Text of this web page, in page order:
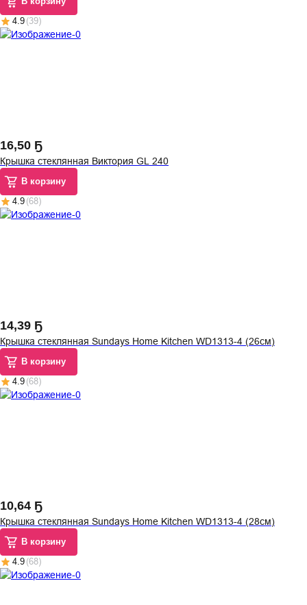
4.9 (39)
16,50 Ҕ
Крышка стеклянная Виктория GL 240
В корзину
4.9 (68)
14,39 Ҕ
Крышка стеклянная Sundays Home Kitchen WD1313-4 (26см)
В корзину
4.9 (68)
10,64 Ҕ
Крышка стеклянная Sundays Home Kitchen WD1313-4 (28см)
В корзину
4.9 (68)